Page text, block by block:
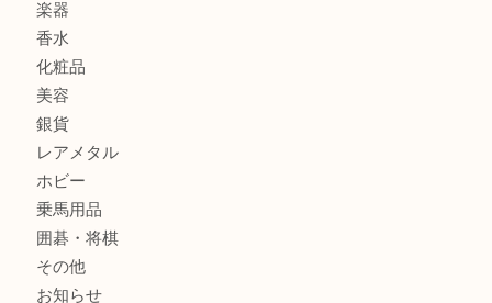
ブランド
時計
カメラ
食器
金貨
記念メダル
古銭
お酒
切手
金券・商品券